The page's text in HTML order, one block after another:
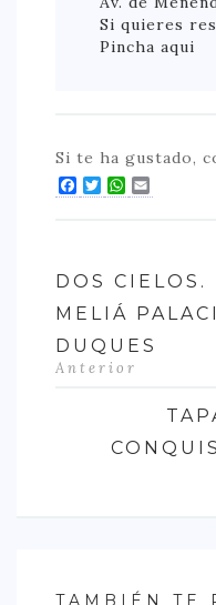
Si quieres
Pincha aqui
Si te ha gustado,
Facebook
Twitter
WhatsApp
DOS CIELOS.
MELIÁ
DUQUES
Anterior
TAMBIÉN TE